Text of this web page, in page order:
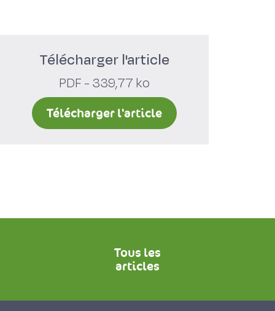
Télécharger l'article
PDF - 339,77 ko
Télécharger l'article
Tous les
articles